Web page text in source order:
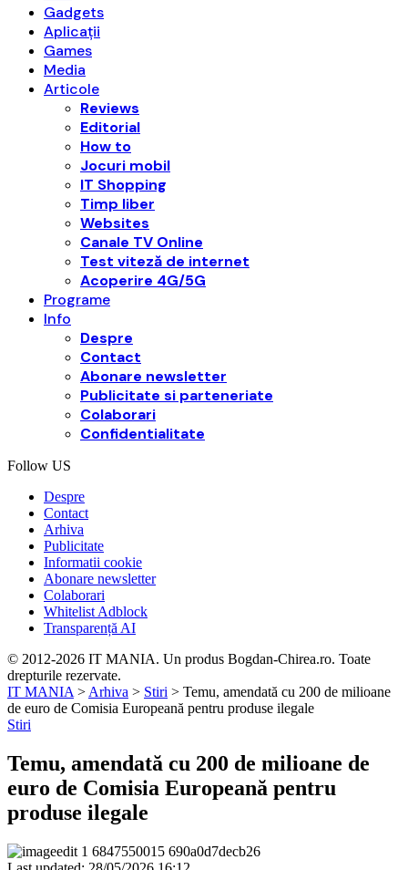
Gadgets
Aplicații
Games
Media
Articole
Reviews
Editorial
How to
Jocuri mobil
IT Shopping
Timp liber
Websites
Canale TV Online
Test viteză de internet
Acoperire 4G/5G
Programe
Info
Despre
Contact
Abonare newsletter
Publicitate si parteneriate
Colaborari
Confidentialitate
Follow US
Despre
Contact
Arhiva
Publicitate
Informatii cookie
Abonare newsletter
Colaborari
Whitelist Adblock
Transparență AI
© 2012-2026 IT MANIA. Un produs Bogdan-Chirea.ro. Toate
drepturile rezervate.
IT MANIA > Arhiva > Stiri > Temu, amendată cu 200 de milioane
de euro de Comisia Europeană pentru produse ilegale
Stiri
Temu, amendată cu 200 de milioane de
euro de Comisia Europeană pentru
produse ilegale